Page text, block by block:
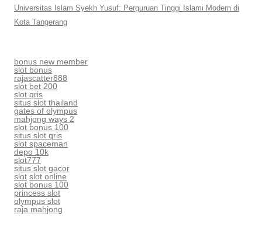
Universitas Islam Syekh Yusuf: Perguruan Tinggi Islami Modern di
Kota Tangerang
bonus new member
slot bonus
rajascatter888
slot bet 200
slot qris
situs slot thailand
gates of olympus
mahjong ways 2
slot bonus 100
situs slot qris
slot spaceman
depo 10k
slot777
situs slot gacor
slot slot online
slot bonus 100
princess slot
olympus slot
raja mahjong